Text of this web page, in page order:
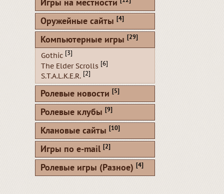
Игры на местности
Оружейные сайты [4]
Компьютерные игры [29]
Gothic [3]
The Elder Scrolls [6]
S.T.A.L.K.E.R. [2]
Ролевые новости [5]
Ролевые клубы [9]
Клановые сайты [10]
Игры по e-mail [2]
Ролевые игры (Разное) [4]